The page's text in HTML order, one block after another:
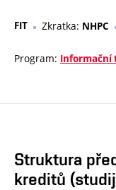
FIT Zkratka: NHPC
Program: Informační
Struktura
kreditů